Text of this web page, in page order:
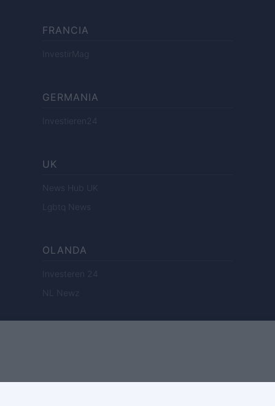
FRANCIA
InvestirMag
GERMANIA
Investieren24
UK
News Hub UK
Lgbtq News
OLANDA
Investeren 24
NL Newz